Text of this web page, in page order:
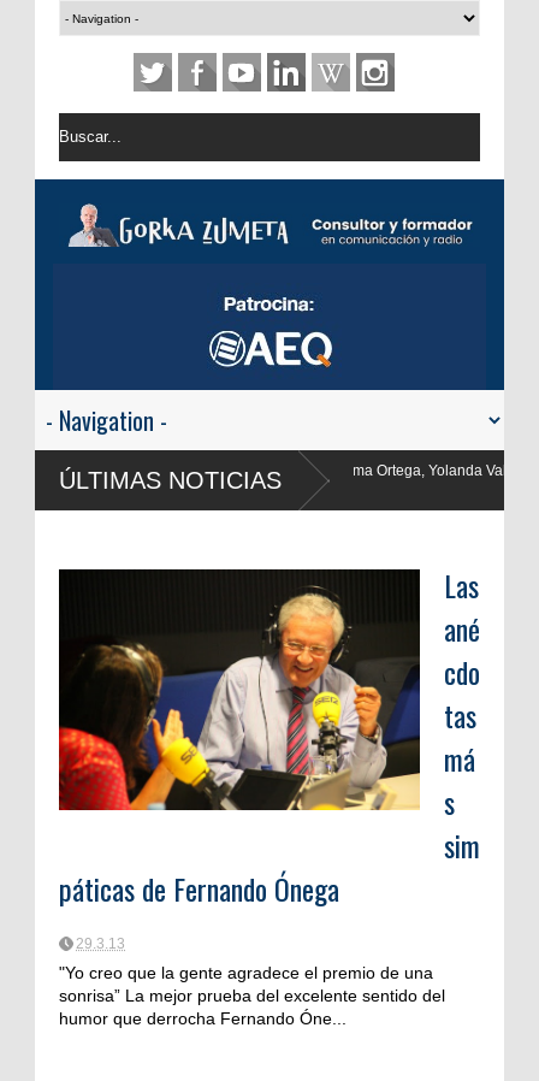
ÚLTIMAS NOTICIAS
Yolanda Valencia y Frank Blanco regresan a
Las
ané
cdo
tas
má
s
sim
páticas de Fernando Ónega
29.3.13
"Yo creo que la gente agradece el premio de una
sonrisa” La mejor prueba del excelente sentido del
humor que derrocha Fernando Óne...